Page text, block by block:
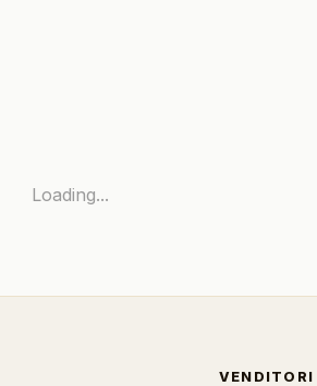
Loading...
VENDITORI